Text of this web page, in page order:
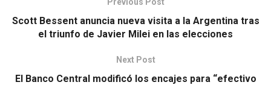
Scott Bessent anuncia nueva visita a la Argentina tras
el triunfo de Javier Milei en las elecciones
Next Post
El Banco Central modificó los encajes para “efectivo